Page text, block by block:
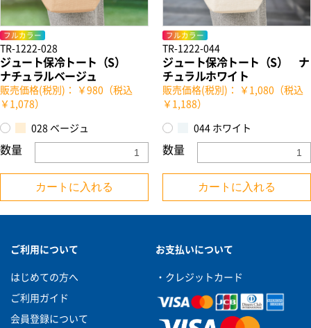
フルカラー
TR-1222-028
ジュート保冷トート（S）
ナチュラルベージュ
販売価格(税別)： ￥980（税込
￥1,078）
028 ベージュ
数量
カートに入れる
フルカラー
TR-1222-044
ジュート保冷トート（S） ナ
チュラルホワイト
販売価格(税別)： ￥1,080（税込
￥1,188）
044 ホワイト
数量
カートに入れる
お買い物を続ける カートへ進む
ご利用について
はじめての方へ
ご利用ガイド
会員登録について
お支払いについて
・クレジットカード